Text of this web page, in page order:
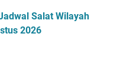
Salat Wilayah
2026